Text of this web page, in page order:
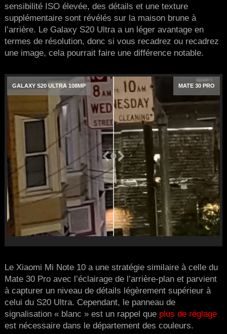
sensibilité ISO élevée, des détails et une texture
supplémentaire sont révélés sur la maison brune à
l’arrière. Le Galaxy S20 Ultra a un léger avantage en
termes de résolution, donc si vous recadrez ou recadrez
une image, cela pourrait faire une différence notable.
GALAXY S20 ULTRA 108MP MATE 30 PRO
Le Xiaomi Mi Note 10 a une stratégie similaire à celle du
Mate 30 Pro avec l’éclairage de l’arrière-plan et parvient
à capturer un niveau de détails légèrement supérieur à
celui du S20 Ultra. Cependant, le panneau de
signalisation « blanc » est un rappel que plus de réglage
est nécessaire dans le département des couleurs.